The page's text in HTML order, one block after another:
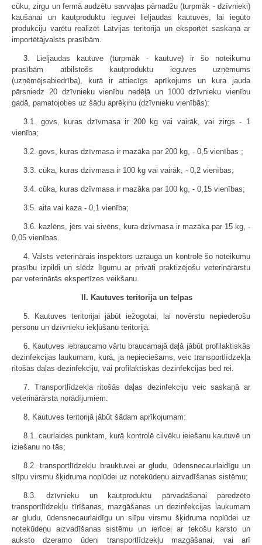
cūku, zirgu un fermā audzētu savvaļas pārnadžu (turpmāk - dzīvnieki)
kaušanai un kautproduktu ieguvei lieljaudas kautuvēs, lai iegūto
produkciju varētu realizēt Latvijas teritorijā un eksportēt saskaņā ar
importētājvalsts prasībām.
3. Lieljaudas kautuve (turpmāk - kautuve) ir šo noteikumu
prasībām atbilstošs kautproduktu ieguves uzņēmums
(uzņēmējsabiedrība), kurā ir attiecīgs aprīkojums un kura jauda
pārsniedz 20 dzīvnieku vienību nedēļā un 1000 dzīvnieku vienību
gadā, pamatojoties uz šādu aprēķinu (dzīvnieku vienībās):
3.1. govs, kuras dzīvmasa ir 200 kg vai vairāk, vai zirgs - 1
vienība;
3.2. govs, kuras dzīvmasa ir mazāka par 200 kg, - 0,5 vienības ;
3.3. cūka, kuras dzīvmasa ir 100 kg vai vairāk, - 0,2 vienības;
3.4. cūka, kuras dzīvmasa ir mazāka par 100 kg, - 0,15 vienības;
3.5. aita vai kaza - 0,1 vienība;
3.6. kazlēns, jērs vai sivēns, kura dzīvmasa ir mazāka par 15 kg, -
0,05 vienības.
4. Valsts veterinārais inspektors uzrauga un kontrolē šo noteikumu
prasību izpildi un slēdz līgumu ar privāti praktizējošu veterinārārstu
par veterinārās ekspertīzes veikšanu.
II. Kautuves teritorija un telpas
5. Kautuves teritorijai jābūt iežogotai, lai novērstu nepiederošu
personu un dzīvnieku iekļūšanu teritorijā.
6. Kautuves iebraucamo vārtu braucamajā daļā jābūt profilaktiskās
dezinfekcijas laukumam, kurā, ja nepieciešams, veic transportlīdzekļa
ritošās daļas dezinfekciju, vai profilaktiskās dezinfekcijas bed rei.
7. Transportlīdzekļa ritošās daļas dezinfekciju veic saskaņā ar
veterinārārsta norādījumiem.
8. Kautuves teritorijā jābūt šādam aprīkojumam:
8.1. caurlaides punktam, kurā kontrolē cilvēku ieiešanu kautuvē un
iziešanu no tās;
8.2. transportlīdzekļu brauktuvei ar gludu, ūdensnecaurlaidīgu un
slīpu virsmu šķidruma noplūdei uz notekūdeņu aizvadīšanas sistēmu;
8.3. dzīvnieku un kautproduktu pārvadāšanai paredzēto
transportlīdzekļu tīrīšanas, mazgāšanas un dezinfekcijas laukumam
ar gludu, ūdensnecaurlaidīgu un slīpu virsmu šķidruma noplūdei uz
notekūdeņu aizvadīšanas sistēmu un ierīcei ar tekošu karsto un
auksto dzeramo ūdeni transportlīdzekļu mazgāšanai, vai arī